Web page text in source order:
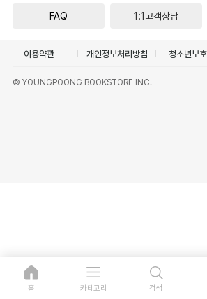
FAQ 1:1고객상담
이용약관 개인정보처리방침 청소년보
© YOUNGPOONG BOOKSTORE INC.
홈 카테고리 검색